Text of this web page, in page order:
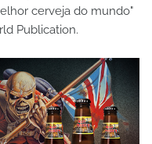
cerveja do mundo"
Publication.